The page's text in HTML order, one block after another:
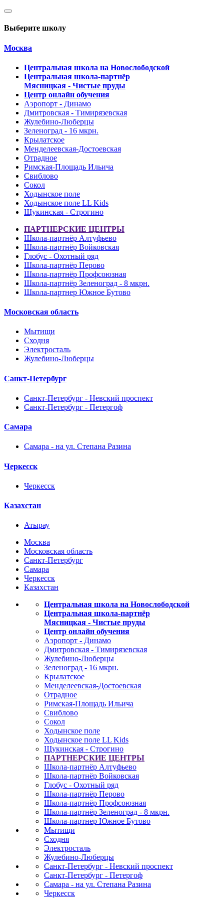
Выберите школу
Москва
Центральная школа на Новослободской
Центральная школа-партнёр
Мясницкая - Чистые пруды
Центр онлайн обучения
Аэропорт - Динамо
Дмитровская - Тимирязевская
Жулебино-Люберцы
Зеленоград - 16 мкрн.
Крылатское
Менделеевская-Достоевская
Отрадное
Римская-Площадь Ильича
Свиблово
Сокол
Ходынское поле
Ходынское поле LL Kids
Щукинская - Строгино
ПАРТНЕРСКИЕ ЦЕНТРЫ
Школа-партнёр Алтуфьево
Школа-партнёр Войковская
Глобус - Охотный ряд
Школа-партнёр Перово
Школа-партнёр Профсоюзная
Школа-партнёр Зеленоград - 8 мкрн.
Школа-партнер Южное Бутово
Московская область
Мытищи
Сходня
Электросталь
Жулебино-Люберцы
Санкт-Петербург
Санкт-Петербург - Невский проспект
Санкт-Петербург - Петергоф
Самара
Самара - на ул. Степана Разина
Черкесск
Черкесск
Казахстан
Атырау
Москва
Московская область
Санкт-Петербург
Самара
Черкесск
Казахстан
Центральная школа на Новослободской
Центральная школа-партнёр
Мясницкая - Чистые пруды
Центр онлайн обучения
Аэропорт - Динамо
Дмитровская - Тимирязевская
Жулебино-Люберцы
Зеленоград - 16 мкрн.
Крылатское
Менделеевская-Достоевская
Отрадное
Римская-Площадь Ильича
Свиблово
Сокол
Ходынское поле
Ходынское поле LL Kids
Щукинская - Строгино
ПАРТНЕРСКИЕ ЦЕНТРЫ
Школа-партнёр Алтуфьево
Школа-партнёр Войковская
Глобус - Охотный ряд
Школа-партнёр Перово
Школа-партнёр Профсоюзная
Школа-партнёр Зеленоград - 8 мкрн.
Школа-партнер Южное Бутово
Мытищи
Сходня
Электросталь
Жулебино-Люберцы
Санкт-Петербург - Невский проспект
Санкт-Петербург - Петергоф
Самара - на ул. Степана Разина
Черкесск